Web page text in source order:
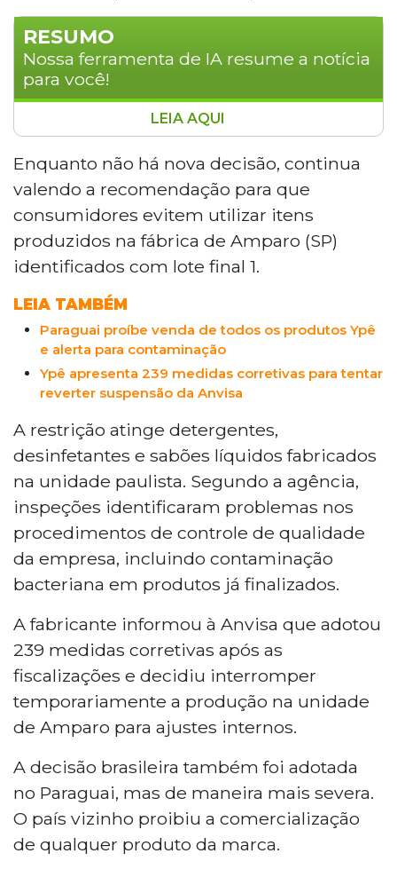
RESUMO
Nossa ferramenta de IA resume a notícia
para você!
A Anvisa adiou para sexta-feira (15) a
análise do recurso da Ypê contra a
suspensão de fabricação e venda de
produtos de limpeza. Consumidores
devem evitar itens da fábrica de Amparo
(SP) com lote final 1, incluindo
detergentes e desinfetantes. A agência
qualidade e contaminação bacteriana. A
empresa adotou medidas corretivas. No
Paraguai, todos os produtos da marca
foram proibidos.
LEIA AQUI
Enquanto não há nova decisão, continua
valendo a recomendação para que
consumidores evitem utilizar itens
produzidos na fábrica de Amparo (SP)
identificados com lote final 1.
LEIA TAMBÉM
Paraguai proíbe venda de todos os produtos Ypê
e alerta para contaminação
Ypê apresenta 239 medidas corretivas para tentar
reverter suspensão da Anvisa
A restrição atinge detergentes,
desinfetantes e sabões líquidos fabricados
na unidade paulista. Segundo a agência,
inspeções identificaram problemas nos
procedimentos de controle de qualidade
da empresa, incluindo contaminação
bacteriana em produtos já finalizados.
A fabricante informou à Anvisa que adotou
239 medidas corretivas após as
fiscalizações e decidiu interromper
temporariamente a produção na unidade
de Amparo para ajustes internos.
A decisão brasileira também foi adotada
no Paraguai, mas de maneira mais severa.
O país vizinho proibiu a comercialização
de qualquer produto da marca.